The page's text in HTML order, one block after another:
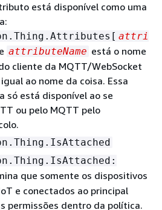
está disponível como uma
attri
attributeName está o nome
cliente da MQTT/WebSocket
ao nome da coisa. Essa
só está disponível ao se
ou pelo MQTT pelo
que somente os dispositivos
e conectados ao principal
permissões dentro da política.